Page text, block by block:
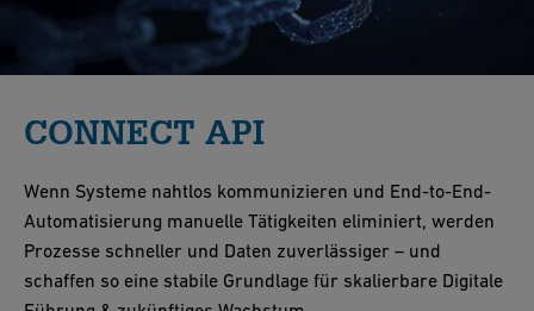
CONNECT API
Wenn Systeme nahtlos kommunizieren und End-to-End-
Automatisierung manuelle Tätigkeiten eliminiert, werden
Prozesse schneller und Daten zuverlässiger – und
schaffen so eine stabile Grundlage für skalierbare Digitale